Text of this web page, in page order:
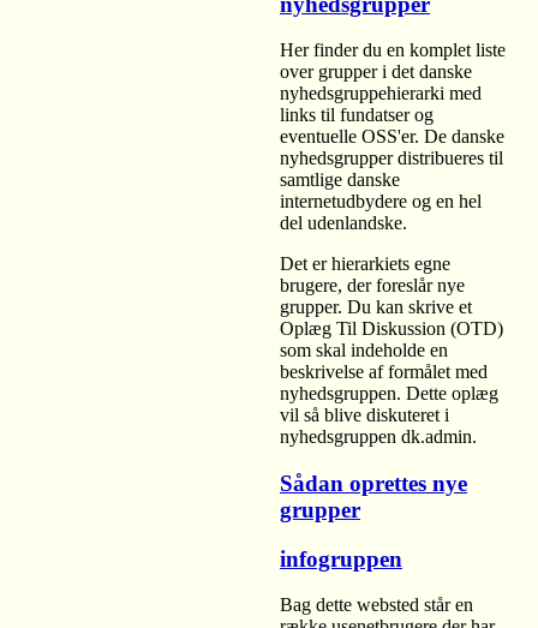
Her finder du en komplet liste
over grupper i det danske
nyhedsgruppehierarki med
links til fundatser og
eventuelle OSS'er. De danske
nyhedsgrupper distribueres til
samtlige danske
internetudbydere og en hel
del udenlandske.
Det er hierarkiets egne
brugere, der foreslår nye
grupper. Du kan skrive et
Oplæg Til Diskussion (OTD)
som skal indeholde en
beskrivelse af formålet med
nyhedsgruppen. Dette oplæg
vil så blive diskuteret i
nyhedsgruppen dk.admin.
Sådan oprettes nye
grupper
infogruppen
Bag dette websted står en